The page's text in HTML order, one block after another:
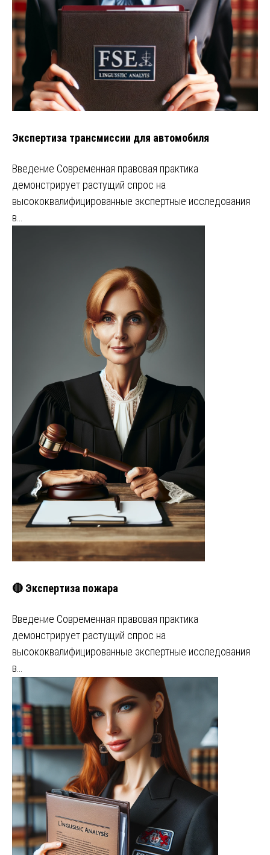
Экспертиза трансмиссии для автомобиля
Введение Современная правовая практика
демонстрирует растущий спрос на
высококвалифицированные экспертные исследования
в…
🔴 Экспертиза пожара
Введение Современная правовая практика
демонстрирует растущий спрос на
высококвалифицированные экспертные исследования
в…